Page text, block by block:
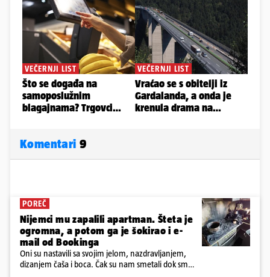
Komentari 9
POREČ
Nijemci mu zapalili apartman. Šteta je
ogromna, a potom ga je šokirao i e-
mail od Bookinga
Oni su nastavili sa svojim jelom, nazdravljanjem,
dizanjem čaša i boca. Čak su nam smetali dok smo